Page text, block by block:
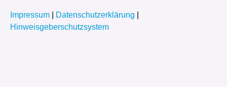
Impressum | Datenschutzerklärung |
Hinweisgeberschutzsystem